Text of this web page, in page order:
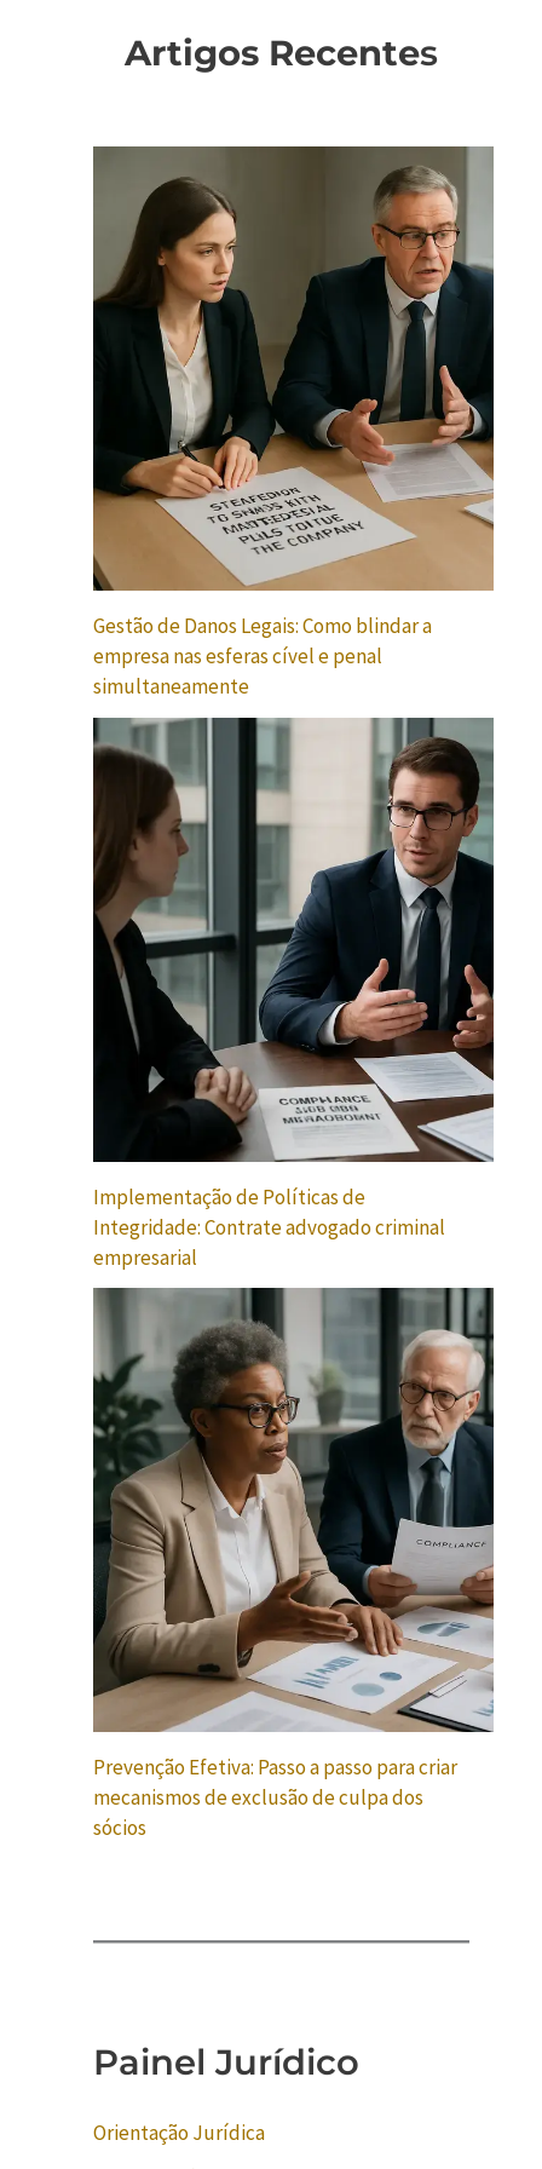
Artigos Recentes
Gestão de Danos Legais: Como blindar a
empresa nas esferas cível e penal
simultaneamente
Implementação de Políticas de
Integridade: Contrate advogado criminal
empresarial
Prevenção Efetiva: Passo a passo para criar
mecanismos de exclusão de culpa dos
sócios
Painel Jurídico
Orientação Jurídica